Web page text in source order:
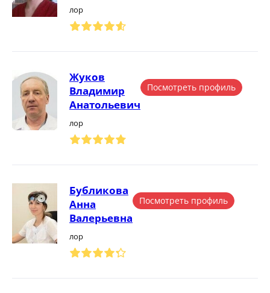
лор
Жуков
Владимир
Анатольевич
лор
Посмотреть профиль
Бубликова
Анна
Валерьевна
лор
Посмотреть профиль